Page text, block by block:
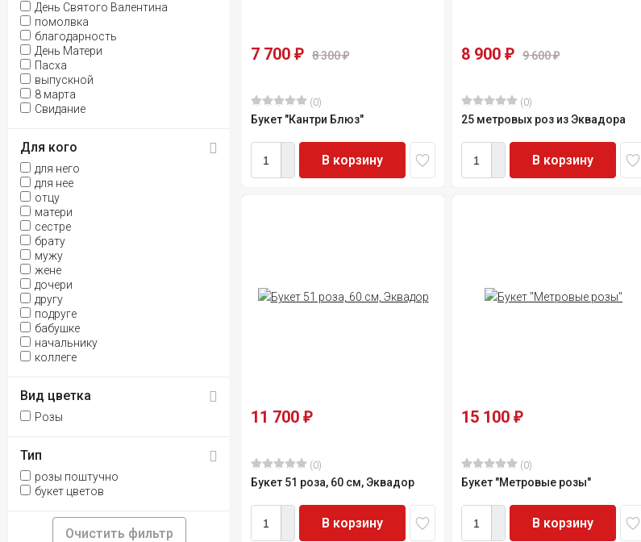
День Святого Валентина
помолвка
благодарность
День Матери
Пасха
выпускной
8 марта
Свидание
Для кого
для него
для нее
отцу
матери
сестре
брату
мужу
жене
дочери
другу
подруге
бабушке
начальнику
коллеге
Вид цветка
Розы
Тип
розы поштучно
букет цветов
Очистить фильтр
7 700 ₽ 8 300₽
(0)
Букет "Кантри Блюз"
В корзину
8 900 ₽ 9 600₽
(0)
25 метровых роз из Эквадора
В корзину
11 700 ₽
(0)
Букет 51 роза, 60 см, Эквадор
В корзину
15 100 ₽
(0)
Букет "Метровые розы"
В корзину